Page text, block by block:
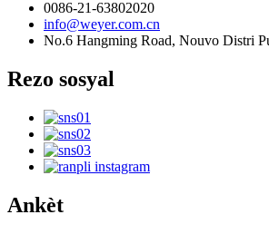
0086-21-63802020
info@weyer.com.cn
No.6 Hangming Road, Nouvo Distri
Rezo sosyal
Ankèt